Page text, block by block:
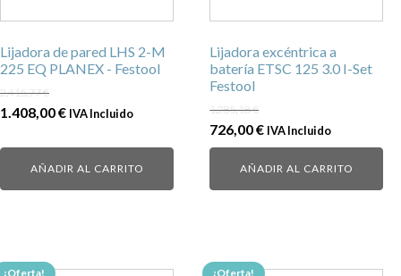
Lijadora de pared LHS 2-M
225 EQ PLANEX - Festool
2.415,77€
El
original
1.408,00€El
es:
IVA Incluido
AÑADIR AL CARRITO
Lijadora excéntrica a
batería ETSC 125 3.0 I-Set
Festool
1.285,18€
El
precio
original
era:
726,00€El
precio
actual
es:
IVA Incluido
AÑADIR AL CARRITO
¡Oferta! ¡Oferta!